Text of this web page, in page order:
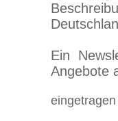
Ein
Angebote